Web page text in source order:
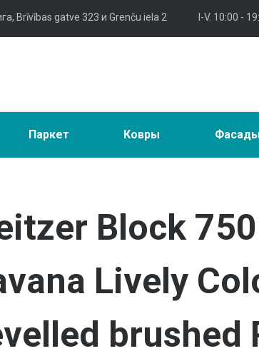
Brīvības gatve 323 и Grenču iela 2 I-V. 10:00 -
Паркет Ковры Фасады
Block
Lively
brushed